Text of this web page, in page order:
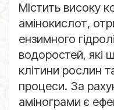
МІстить високу
амінокислот,
ензимного
водоростей, які
клітини рослин
процеси. За
амінограми є